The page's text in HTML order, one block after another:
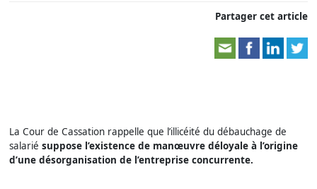
Partager cet article
La Cour de Cassation rappelle que l’illicéité du débauchage de
salariésuppose l’existence de manœuvre déloyale à l’origine
d’une désorganisation de l’entreprise concurrente.